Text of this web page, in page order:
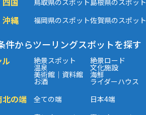
鳥取県のスポット島根県のスポット
沖縄 福岡県のスポット佐賀県のスポット
件からツーリングスポットを探す
絶景スポット 絶景ロード
温泉 文化施設
美術館｜資料館 海鮮
お酒 ライダーハウス
北の端 全ての端 日本4端